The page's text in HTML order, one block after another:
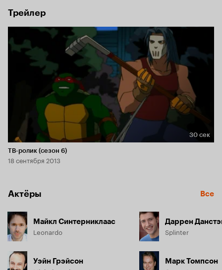
Трейлер
Длительность 30 сек
30 сек
ТВ-ролик (сезон 6)
18 сентября 2013
Актёры Все
Майкл Синтерниклаас
Leonardo
Уэйн Грэйсон
Даррен
Splinter
Марк Томпсон